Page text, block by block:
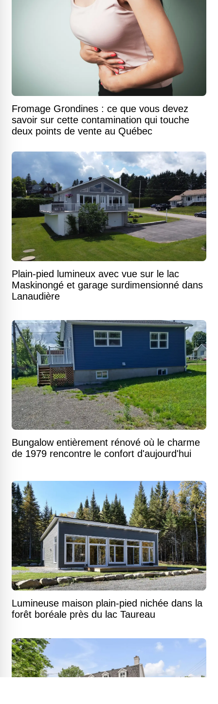
Fromage Grondines : ce que vous devez
savoir sur cette contamination qui touche
deux points de vente au Québec
Plain-pied lumineux avec vue sur le lac
Maskinongé et garage surdimensionné dans
Lanaudière
Bungalow entièrement rénové où le charme
de 1979 rencontre le confort d'aujourd'hui
Lumineuse maison plain-pied nichée dans la
forêt boréale près du lac Taureau